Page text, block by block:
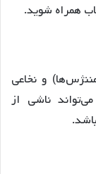
همراه شوید.
و نخاعی
ناشی از